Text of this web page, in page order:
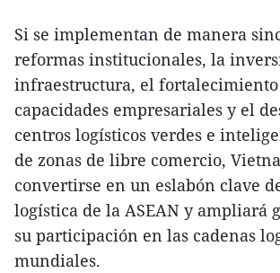
Si se implementan de manera
reformas institucionales, la
infraestructura, el fortalecimiento
capacidades empresariales y el
centros logísticos verdes e
de zonas de libre comercio,
convertirse en un eslabón clave
logística de la ASEAN y ampliará
su participación en las cadenas
mundiales.